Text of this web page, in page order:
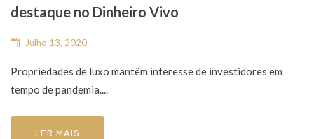
destaque no Dinheiro Vivo
Julho 13, 2020
Propriedades de luxo mantêm interesse de investidores em
tempo de pandemia....
LER MAIS